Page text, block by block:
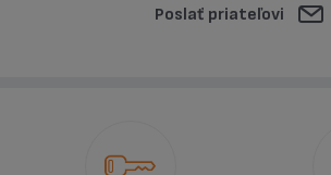
Poslať priateľovi